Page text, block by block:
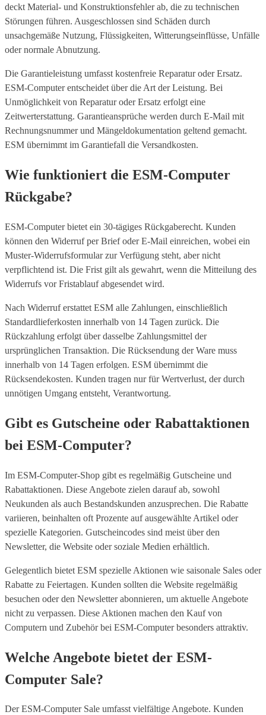
deckt Material- und Konstruktionsfehler ab, die zu technischen
Störungen führen. Ausgeschlossen sind Schäden durch
unsachgemäße Nutzung, Flüssigkeiten, Witterungseinflüsse, Unfälle
oder normale Abnutzung.
Die Garantieleistung umfasst kostenfreie Reparatur oder Ersatz.
ESM-Computer entscheidet über die Art der Leistung. Bei
Unmöglichkeit von Reparatur oder Ersatz erfolgt eine
Zeitwerterstattung. Garantieansprüche werden durch E-Mail mit
Rechnungsnummer und Mängeldokumentation geltend gemacht.
ESM übernimmt im Garantiefall die Versandkosten.
Wie funktioniert die ESM-Computer
Rückgabe?
ESM-Computer bietet ein 30-tägiges Rückgaberecht. Kunden
können den Widerruf per Brief oder E-Mail einreichen, wobei ein
Muster-Widerrufsformular zur Verfügung steht, aber nicht
verpflichtend ist. Die Frist gilt als gewahrt, wenn die Mitteilung des
Widerrufs vor Fristablauf abgesendet wird.
Nach Widerruf erstattet ESM alle Zahlungen, einschließlich
Standardlieferkosten innerhalb von 14 Tagen zurück. Die
Rückzahlung erfolgt über dasselbe Zahlungsmittel der
ursprünglichen Transaktion. Die Rücksendung der Ware muss
innerhalb von 14 Tagen erfolgen. ESM übernimmt die
Rücksendekosten. Kunden tragen nur für Wertverlust, der durch
unnötigen Umgang entsteht, Verantwortung.
Gibt es Gutscheine oder Rabattaktionen
bei ESM-Computer?
Im ESM-Computer-Shop gibt es regelmäßig Gutscheine und
Rabattaktionen. Diese Angebote zielen darauf ab, sowohl
Neukunden als auch Bestandskunden anzusprechen. Die Rabatte
variieren, beinhalten oft Prozente auf ausgewählte Artikel oder
spezielle Kategorien. Gutscheincodes sind meist über den
Newsletter, die Website oder soziale Medien erhältlich.
Gelegentlich bietet ESM spezielle Aktionen wie saisonale Sales oder
Rabatte zu Feiertagen. Kunden sollten die Website regelmäßig
besuchen oder den Newsletter abonnieren, um aktuelle Angebote
nicht zu verpassen. Diese Aktionen machen den Kauf von
Computern und Zubehör bei ESM-Computer besonders attraktiv.
Welche Angebote bietet der ESM-
Computer Sale?
Der ESM-Computer Sale umfasst vielfältige Angebote. Kunden